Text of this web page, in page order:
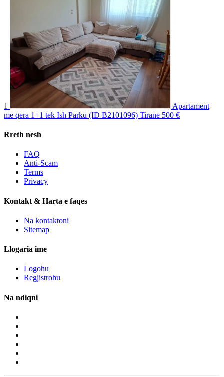
1
Apartament
me qera 1+1 tek Ish Parku (ID B2101096) Tirane 500 €
Rreth nesh
FAQ
Anti-Scam
Terms
Privacy
Kontakt & Harta e faqes
Na kontaktoni
Sitemap
Llogaria ime
Logohu
Regjistrohu
Na ndiqni